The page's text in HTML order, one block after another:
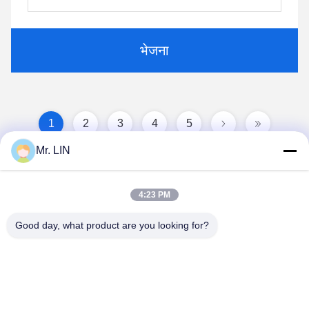
भेजना
1 2 3 4 5
Mr. LIN
4:23 PM
Good day, what product are you looking for?